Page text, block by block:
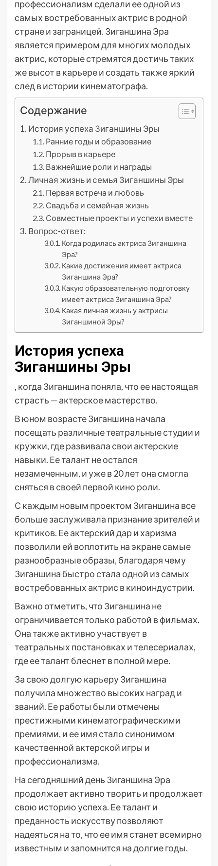
профессионализм сделали ее одной из
самых востребованных актрис в родной
стране и заграницей. Зиганшина Эра
является примером для многих молодых
актрис, которые стремятся достичь таких
же высот в карьере и создать также яркий
след в истории кинематографа.
Содержание
История успеха Зиганшины Эры
Ранние годы и образование
Прорыв в карьере
Важнейшие роли и награды
Личная жизнь и семья Зиганшины Эры
Первая встреча и любовь
Свадьба и семейная жизнь
Совместные проекты и успехи вместе
Вопрос-ответ:
Когда родилась актриса Зиганшина
Эра?
Какие достижения имеет актриса
Зиганшина Эра?
Какую образовательную подготовку
имеет актриса Зиганшина Эра?
Какая личная жизнь у актрисы
Зиганшиной Эры?
История успеха
Зиганшины Эры
, когда Зиганшина поняла, что ее настоящая
страсть — актерское мастерство.
В юном возрасте Зиганшина начала
посещать различные театральные студии и
кружки, где развивала свои актерские
навыки. Ее талант не остался
незамеченным, и уже в 20 лет она смогла
сняться в своей первой кино роли.
С каждым новым проектом Зиганшина все
больше заслуживала признание зрителей и
критиков. Ее актерский дар и харизма
позволили ей воплотить на экране самые
разнообразные образы, благодаря чему
Зиганшина быстро стала одной из самых
востребованных актрис в киноиндустрии.
Важно отметить, что Зиганшина не
ограничивается только работой в фильмах.
Она также активно участвует в
театральных постановках и телесериалах,
где ее талант блеснет в полной мере.
За свою долгую карьеру Зиганшина
получила множество высоких наград и
званий. Ее работы были отмечены
престижными кинематографическими
премиями, и ее имя стало синонимом
качественной актерской игры и
профессионализма.
На сегодняшний день Зиганшина Эра
продолжает активно творить и продолжает
свою историю успеха. Ее талант и
преданность искусству позволяют
надеяться на то, что ее имя станет всемирно
известным и запомнится на долгие годы.